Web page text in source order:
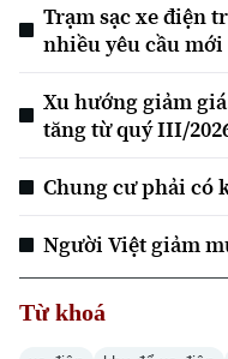
Chuyên mục
Trạm sạc xe điện
nhiều yêu cầu mới
Xu hướng giảm
tăng từ quý III/
Chung cư phải có
Người Việt giảm
Từ khoá